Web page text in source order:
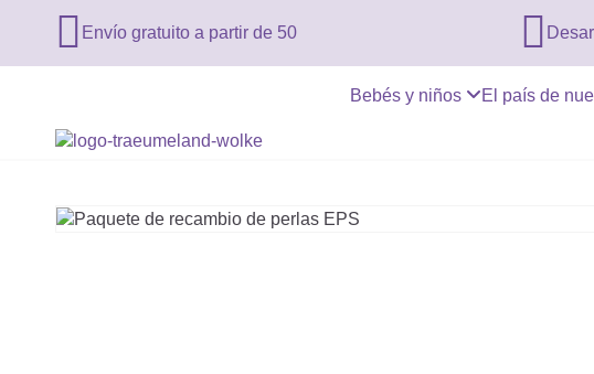
 Envío gratuito a partir de 50 
Bebés y niños El país de